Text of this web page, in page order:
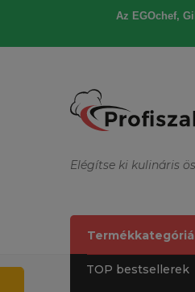
Az EGOchef,
Elégítse ki kulináris
TOP bestsellerek